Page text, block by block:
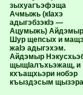
зыхуагъэфэща
Ачмыжь (кIахэ
адыгэбзэкIэ —
Ацумыжь)
Шур щепсых и
жаIэ адыгэхэм.
Айдэмыр
щыщIалъхьэжащ, и
кхъащхьэри нобэр
къыздэсым